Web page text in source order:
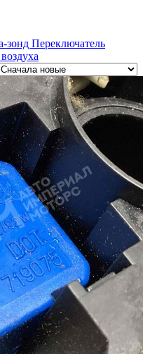
зонд Переключатель